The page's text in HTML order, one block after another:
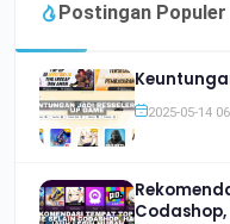
Postingan Populer
2025-05-14